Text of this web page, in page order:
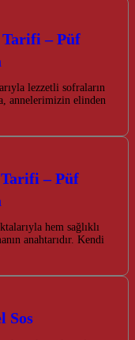
Tarifi – Püf
lezzetli sofraların
annelerimizin elinden
Tarifi – Püf
hem sağlıklı
anahtarıdır. Kendi
Sos